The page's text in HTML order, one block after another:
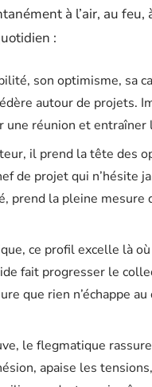
à l’air, au feu,
:
son optimisme, sa
autour de projets.
réunion et
il prend la tête des
de projet qui n’hésite
prend la pleine
ce profil excelle là
fait progresser le
que rien n’échappe
le flegmatique
apaise les